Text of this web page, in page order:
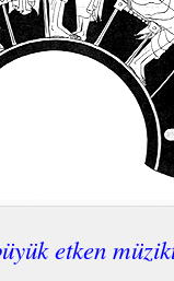
etken